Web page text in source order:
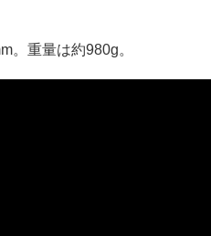
。重量は約980g。